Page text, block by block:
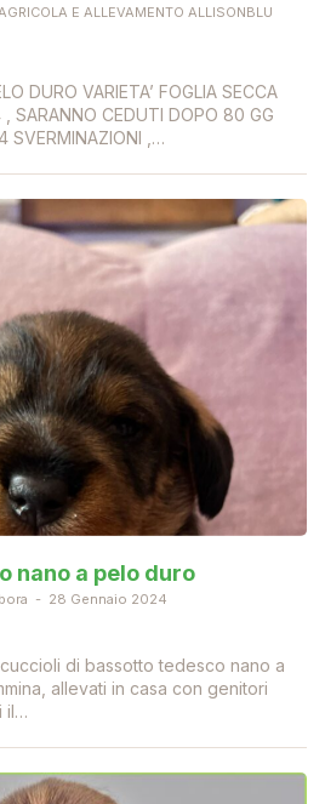
E ALLEVAMENTO ALLISONBLU
DURO VARIETA’ FOGLIA SECCA
SARANNO CEDUTI DOPO 80 GG
SVERMINAZIONI ,…
nano a pelo duro
28 Gennaio 2024
di bassotto tedesco nano a
allevati in casa con genitori
il…